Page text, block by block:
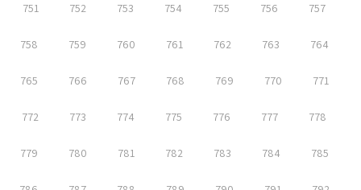
751 752 753 754 755 756 757
758 759 760 761 762 763 764
765 766 767 768 769 770 771
772 773 774 775 776 777 778
779 780 781 782 783 784 785